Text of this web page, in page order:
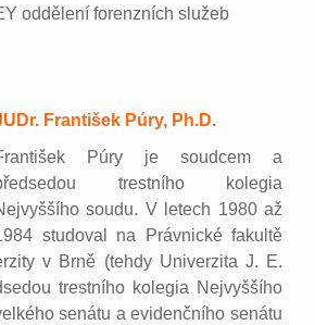
oddělení forenzních služeb
František Púry, Ph.D.
Púry je soudcem a
trestního kolegia
soudu. V letech 1980 až
studoval na Právnické fakultě
v Brně (tehdy Univerzita J. E.
trestního kolegia Nejvyššího
senátu a evidenčního senátu